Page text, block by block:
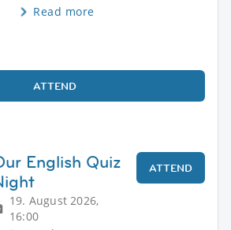
Read more
ATTEND
English Quiz
19. August 2026,
16:00
ATTEND